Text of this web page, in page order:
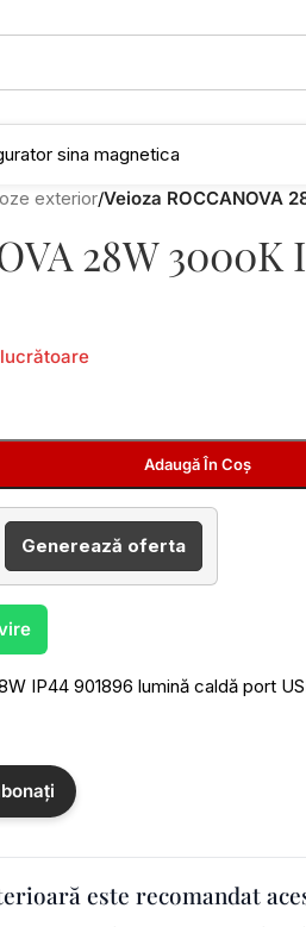
sina magnetica
exterior/Veioza ROCCANOVA
28W 3000K
Adaugă În Coș
Generează oferta
IP44 901896 lumină caldă port
este recomandat